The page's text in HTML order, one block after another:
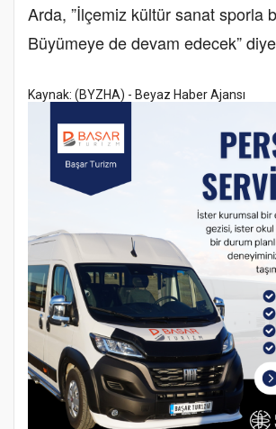
Arda, ”İlçemiz kültür sanat sporla
Büyümeye de devam edecek”
Kaynak: (BYZHA) - Beyaz Haber Ajansı